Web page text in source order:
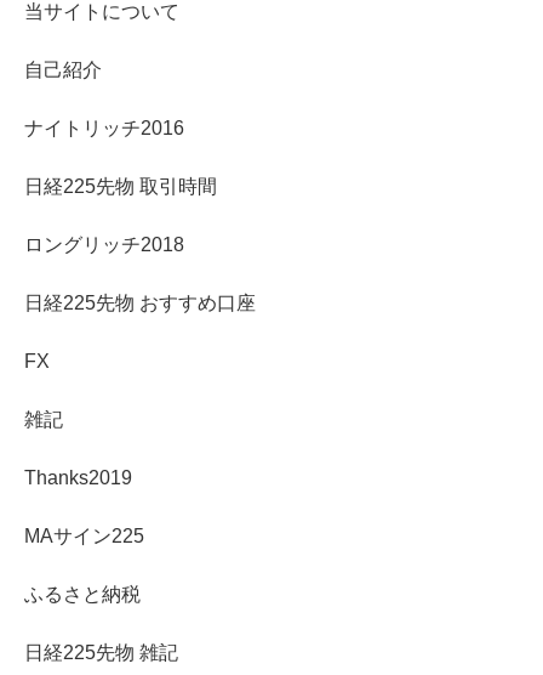
当サイトについて
自己紹介
ナイトリッチ2016
日経225先物 取引時間
ロングリッチ2018
日経225先物 おすすめ口座
FX
雑記
Thanks2019
MAサイン225
ふるさと納税
日経225先物 雑記